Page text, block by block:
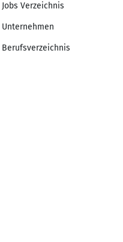
Jobs Verzeichnis
Unternehmen
Berufsverzeichnis